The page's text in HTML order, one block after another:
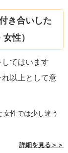
き合いした
性）
てはいます
以上として意
女性では少し違う
詳細を見る＞＞